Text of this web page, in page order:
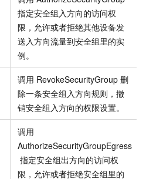
指定安全组入方向的访问权
限，允许或者拒绝其他设备发
送入方向流量到安全组里的实
例。
调用 RevokeSecurityGroup 删
除一条安全组入方向规则，撤
销安全组入方向的权限设置。
调用
AuthorizeSecurityGroupEgress
指定安全组出方向的访问权
限，允许或者拒绝安全组里的